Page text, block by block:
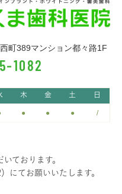
町389マンション都々路1F
1082
木 金 土
日
● ● ● /
ております。
にてお願いいたします。